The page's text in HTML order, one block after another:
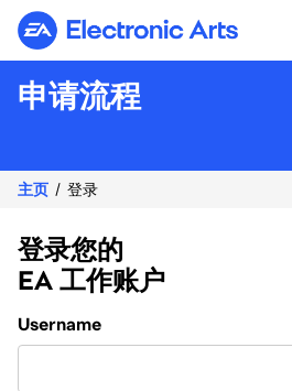
Electronic Arts
申请流程
主页 登录
登录您的
EA 工作账户
Login
Username